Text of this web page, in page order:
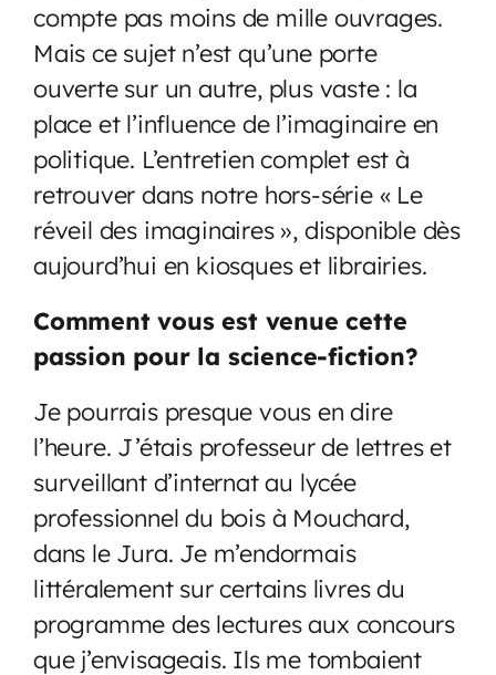
compte pas moins de mille ouvrages.
Mais ce sujet n’est qu’une porte
ouverte sur un autre, plus vaste : la
place et l’influence de l’imaginaire en
politique. L’entretien complet est à
retrouver dans notre hors-série « Le
réveil des imaginaires », disponible dès
aujourd’hui en kiosques et librairies.
Comment vous est venue cette
passion pour la science-fiction?
Je pourrais presque vous en dire
l’heure. J’étais professeur de lettres et
surveillant d’internat au lycée
professionnel du bois à Mouchard,
dans le Jura. Je m’endormais
littéralement sur certains livres du
programme des lectures aux concours
que j’envisageais. Ils me tombaient